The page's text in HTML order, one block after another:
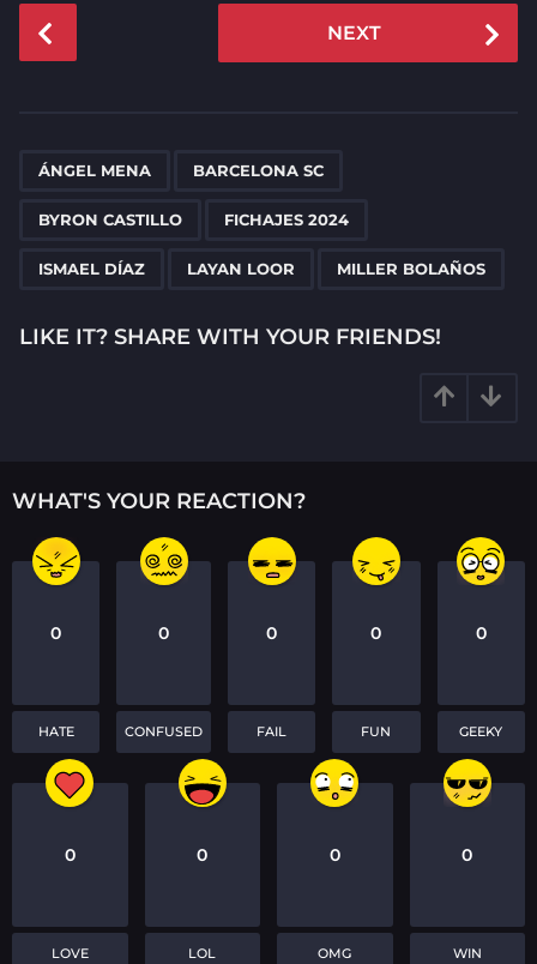
o
t
NEXT
ÁNGEL MENA BARCELONA SC
BYRON CASTILLO FICHAJES 2024
ISMAEL DÍAZ LAYAN LOOR MILLER BOLAÑOS
LIKE IT? SHARE WITH YOUR FRIENDS!
WHAT'S YOUR REACTION?
0
HATE
0
CONFUSED
0
FAIL
0
FUN
0
GEEKY
0
LOVE
0
LOL
0
OMG
0
WIN